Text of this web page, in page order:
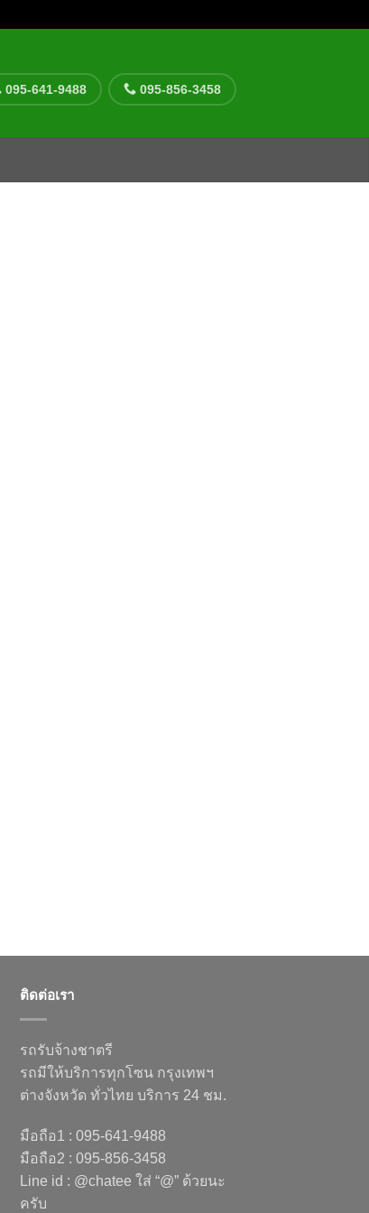
095-641-9488 095-856-3458
ติดต่อเรา
รถรับจ้างชาตรี
รถมีให้บริการทุกโซน กรุงเทพฯ
ต่างจังหวัด ทั่วไทย บริการ 24 ชม.
มือถือ1 : 095-641-9488
มือถือ2 : 095-856-3458
Line id : @chatee ใส่ “@” ด้วยนะ
ครับ